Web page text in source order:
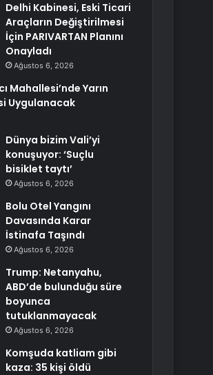
Delhi Kabinesi, Eski Ticari
Araçların Değiştirilmesi
İçin PARIVARTAN Planını
Onayladı
Ağustos 6, 2026
Mahallesi’nde Yarın
Uygulanacak
Dünya bizim Vali’yi
konuşuyor: ‘Suçlu
bisiklet taytı’
Ağustos 6, 2026
Bolu Otel Yangını
Davasında Karar
İstinafa Taşındı
Ağustos 6, 2026
Trump: Netanyahu,
ABD’de bulunduğu süre
boyunca
tutuklanmayacak
Ağustos 6, 2026
Komşuda katliam gibi
kaza: 35 kişi öldü